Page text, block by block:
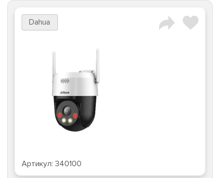
Dahua
Артикул: 340100